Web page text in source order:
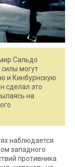
Сальдо
могут
и Кинбурнскую
сделал это
на
наблюдается
западного
противника